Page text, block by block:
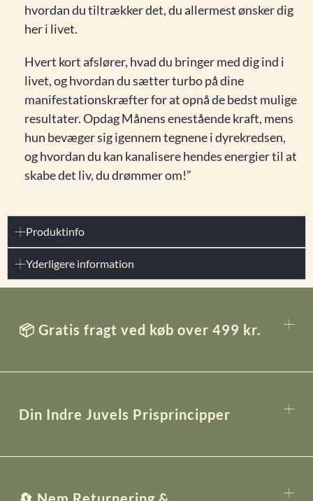
hvordan du tiltrækker det, du allermest ønsker dig
her i livet.
Hvert kort afslører, hvad du bringer med dig ind i
livet, og hvordan du sætter turbo på dine
manifestationskræfter for at opnå de bedst mulige
resultater. Opdag Månens enestående kraft, mens
hun bevæger sig igennem tegnene i dyrekredsen,
og hvordan du kan kanalisere hendes energier til at
skabe det liv, du drømmer om!”
Produktinfo
Yderligere information
📦 Gratis fragt ved køb over 499 kr.
Din Indre Juvels Prisprincipper